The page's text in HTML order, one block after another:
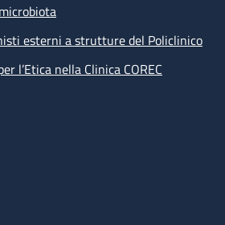
esterni a strutture del Policlinico
l’Etica nella Clinica COREC